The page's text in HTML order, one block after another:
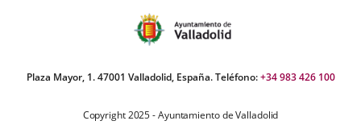
Plaza Mayor, 1. 47001 Valladolid, España. Teléfono:+34 983 426 100
Copyright 2025 - Ayuntamiento de Valladolid